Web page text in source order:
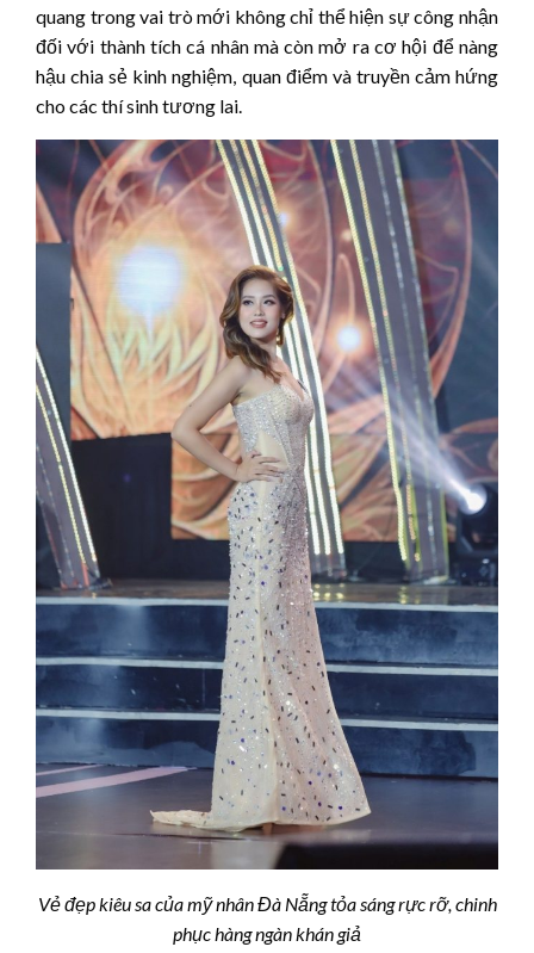
quang trong vai trò mới không chỉ thể hiện sự công nhận
đối với thành tích cá nhân mà còn mở ra cơ hội để nàng
hậu chia sẻ kinh nghiệm, quan điểm và truyền cảm hứng
cho các thí sinh tương lai.
Vẻ đẹp kiêu sa của mỹ nhân Đà Nẵng tỏa sáng rực rỡ, chinh
phục hàng ngàn khán giả